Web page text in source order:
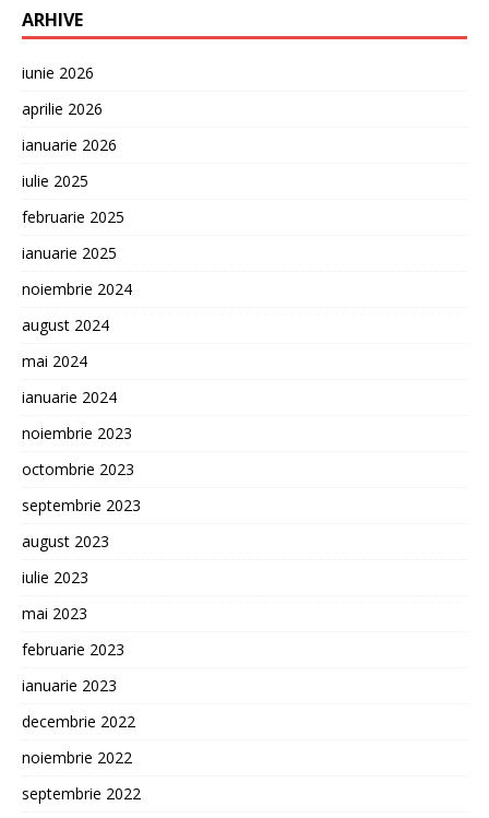
ARHIVE
iunie 2026
aprilie 2026
ianuarie 2026
iulie 2025
februarie 2025
ianuarie 2025
noiembrie 2024
august 2024
mai 2024
ianuarie 2024
noiembrie 2023
octombrie 2023
septembrie 2023
august 2023
iulie 2023
mai 2023
februarie 2023
ianuarie 2023
decembrie 2022
noiembrie 2022
septembrie 2022